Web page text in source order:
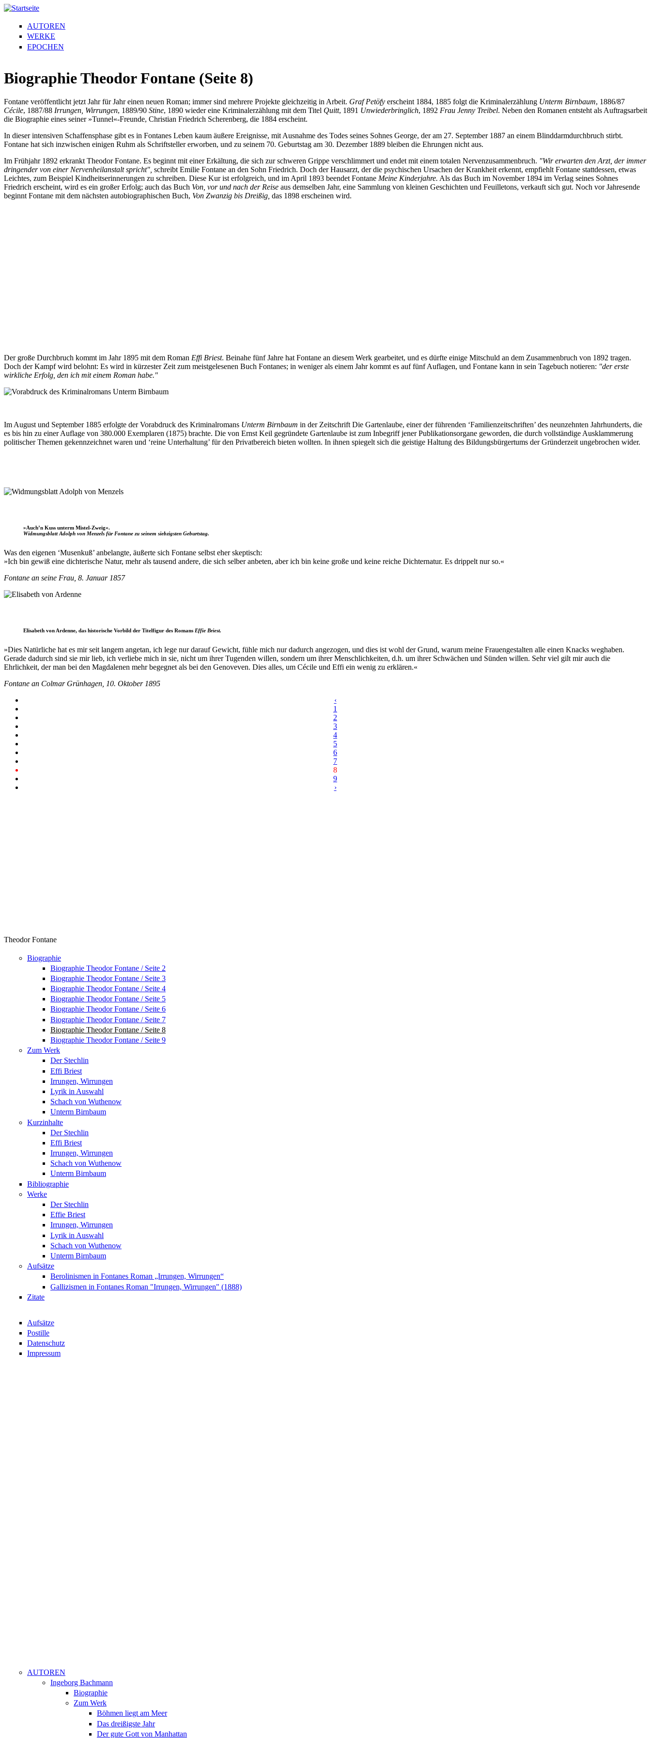
AUTOREN
WERKE
EPOCHEN
Biographie Theodor Fontane (Seite 8)
Fontane veröffentlicht jetzt Jahr für Jahr einen neuen Roman; immer sind mehrere Projekte gleichzeitig in Arbeit. Graf Petöfy erscheint 1884, 1885 folgt die Kriminalerzählung Unterm Birnbaum, 1886/87
Cécile, 1887/88 Irrungen, Wirrungen, 1889/90 Stine, 1890 wieder eine Kriminalerzählung mit dem Titel Quitt, 1891 Unwiederbringlich, 1892 Frau Jenny Treibel. Neben den Romanen entsteht als Auftragsarbeit
die Biographie eines seiner »Tunnel«-Freunde, Christian Friedrich Scherenberg, die 1884 erscheint.
In dieser intensiven Schaffensphase gibt es in Fontanes Leben kaum äußere Ereignisse, mit Ausnahme des Todes seines Sohnes George, der am 27. September 1887 an einem Blinddarmdurchbruch stirbt.
Fontane hat sich inzwischen einigen Ruhm als Schriftsteller erworben, und zu seinem 70. Geburtstag am 30. Dezember 1889 bleiben die Ehrungen nicht aus.
Im Frühjahr 1892 erkrankt Theodor Fontane. Es beginnt mit einer Erkältung, die sich zur schweren Grippe verschlimmert und endet mit einem totalen Nervenzusammenbruch. "Wir erwarten den Arzt, der immer
dringender von einer Nervenheilanstalt spricht", schreibt Emilie Fontane an den Sohn Friedrich. Doch der Hausarzt, der die psychischen Ursachen der Krankheit erkennt, empfiehlt Fontane stattdessen, etwas
Leichtes, zum Beispiel Kindheitserinnerungen zu schreiben. Diese Kur ist erfolgreich, und im April 1893 beendet Fontane Meine Kinderjahre. Als das Buch im November 1894 im Verlag seines Sohnes
Friedrich erscheint, wird es ein großer Erfolg; auch das Buch Von, vor und nach der Reise aus demselben Jahr, eine Sammlung von kleinen Geschichten und Feuilletons, verkauft sich gut. Noch vor Jahresende
beginnt Fontane mit dem nächsten autobiographischen Buch, Von Zwanzig bis Dreißig, das 1898 erscheinen wird.
Der große Durchbruch kommt im Jahr 1895 mit dem Roman Effi Briest. Beinahe fünf Jahre hat Fontane an diesem Werk gearbeitet, und es dürfte einige Mitschuld an dem Zusammenbruch von 1892 tragen.
Doch der Kampf wird belohnt: Es wird in kürzester Zeit zum meistgelesenen Buch Fontanes; in weniger als einem Jahr kommt es auf fünf Auflagen, und Fontane kann in sein Tagebuch notieren: "der erste
wirkliche Erfolg, den ich mit einem Roman habe."
Im August und September 1885 erfolgte der Vorabdruck des Kriminalromans Unterm Birnbaum in der Zeitschrift Die Gartenlaube, einer der führenden ‘Familienzeitschriften’ des neunzehnten Jahrhunderts, die
es bis hin zu einer Auflage von 380.000 Exemplaren (1875) brachte. Die von Ernst Keil gegründete Gartenlaube ist zum Inbegriff jener Publikationsorgane geworden, die durch vollständige Ausklammerung
politischer Themen gekennzeichnet waren und ‘reine Unterhaltung’ für den Privatbereich bieten wollten. In ihnen spiegelt sich die geistige Haltung des Bildungsbürgertums der Gründerzeit ungebrochen wider.
»Auch’n Kuss unterm Mistel-Zweig«.
Widmungsblatt Adolph von Menzels für Fontane zu seinem siebzigsten Geburtstag.
Was den eigenen ‘Musenkuß’ anbelangte, äußerte sich Fontane selbst eher skeptisch:
»Ich bin gewiß eine dichterische Natur, mehr als tausend andere, die sich selber anbeten, aber ich bin keine große und keine reiche Dichternatur. Es drippelt nur so.«
Fontane an seine Frau, 8. Januar 1857
Elisabeth von Ardenne, das historische Vorbild der Titelfigur des Romans Effie Briest.
»Dies Natürliche hat es mir seit langem angetan, ich lege nur darauf Gewicht, fühle mich nur dadurch angezogen, und dies ist wohl der Grund, warum meine Frauengestalten alle einen Knacks weghaben.
Gerade dadurch sind sie mir lieb, ich verliebe mich in sie, nicht um ihrer Tugenden willen, sondern um ihrer Menschlichkeiten, d.h. um ihrer Schwächen und Sünden willen. Sehr viel gilt mir auch die
Ehrlichkeit, der man bei den Magdalenen mehr begegnet als bei den Genoveven. Dies alles, um Cécile und Effi ein wenig zu erklären.«
Fontane an Colmar Grünhagen, 10. Oktober 1895
‹
1
2
3
4
5
6
7
8
9
›
Theodor Fontane
Biographie
Biographie Theodor Fontane / Seite 2
Biographie Theodor Fontane / Seite 3
Biographie Theodor Fontane / Seite 4
Biographie Theodor Fontane / Seite 5
Biographie Theodor Fontane / Seite 6
Biographie Theodor Fontane / Seite 7
Biographie Theodor Fontane / Seite 8
Biographie Theodor Fontane / Seite 9
Zum Werk
Der Stechlin
Effi Briest
Irrungen, Wirrungen
Lyrik in Auswahl
Schach von Wuthenow
Unterm Birnbaum
Kurzinhalte
Der Stechlin
Effi Briest
Irrungen, Wirrungen
Schach von Wuthenow
Unterm Birnbaum
Bibliographie
Werke
Der Stechlin
Effie Briest
Irrungen, Wirrungen
Lyrik in Auswahl
Schach von Wuthenow
Unterm Birnbaum
Aufsätze
Berolinismen in Fontanes Roman „Irrungen, Wirrungen“
Gallizismen in Fontanes Roman "Irrungen, Wirrungen" (1888)
Zitate
Aufsätze
Postille
Datenschutz
Impressum
AUTOREN
Ingeborg Bachmann
Biographie
Zum Werk
Böhmen liegt am Meer
Das dreißigste Jahr
Der gute Gott von Manhattan